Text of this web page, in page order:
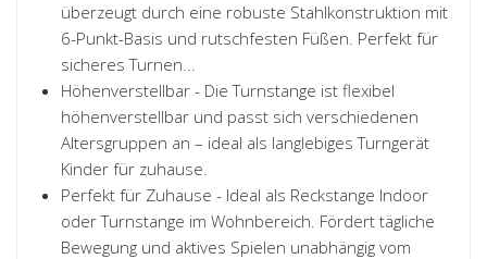
überzeugt durch eine robuste Stahlkonstruktion mit
6-Punkt-Basis und rutschfesten Füßen. Perfekt für
sicheres Turnen...
Höhenverstellbar - Die Turnstange ist flexibel
höhenverstellbar und passt sich verschiedenen
Altersgruppen an – ideal als langlebiges Turngerät
Kinder für zuhause.
Perfekt für Zuhause - Ideal als Reckstange Indoor
oder Turnstange im Wohnbereich. Fördert tägliche
Bewegung und aktives Spielen unabhängig vom